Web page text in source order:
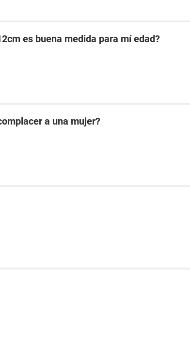
es buena medida para mí edad?
a una mujer?